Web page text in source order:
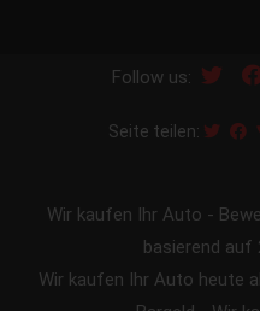
Follow us:
Seite teilen:
Wir kaufen Ihr Auto -
basierend auf
Wir kaufen Ihr Auto heute